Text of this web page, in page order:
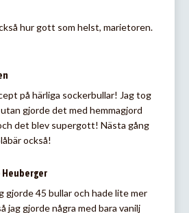
hur gott som helst, marietoren.
på härliga sockerbullar! Jag tog
gjorde det med hemmagjord
det blev supergott! Nästa gång
också!
Heuberger
gjorde 45 bullar och hade lite mer
jag gjorde några med bara vanilj